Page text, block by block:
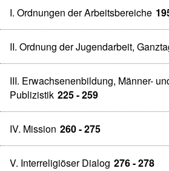
I. Ordnungen der Arbeitsbereiche
II. Ordnung der Jugendarbeit,
III. Erwachsenenbildung, Männer-
Publizistik 225 - 259
IV. Mission 260 - 275
V. Interreligiöser Dialog 276 - 278